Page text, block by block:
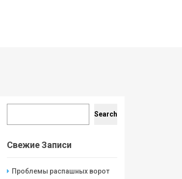
Search
Свежие Записи
Проблемы распашных ворот